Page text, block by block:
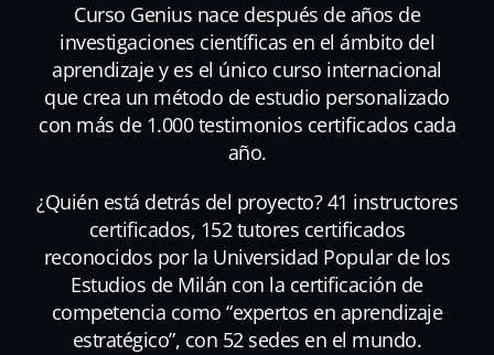
Curso Genius nace después de años de
investigaciones científicas en el ámbito del
aprendizaje y es el único curso internacional
que crea un método de estudio personalizado
con más de 1.000 testimonios certificados cada
año.
¿Quién está detrás del proyecto? 41 instructores
certificados, 152 tutores certificados
reconocidos por la Universidad Popular de los
Estudios de Milán con la certificación de
competencia como “expertos en aprendizaje
estratégico”, con 52 sedes en el mundo.